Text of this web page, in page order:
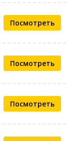
Посмотреть
Посмотреть
Посмотреть